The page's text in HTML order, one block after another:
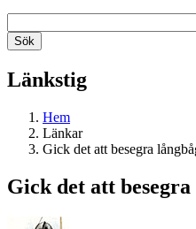
Länkstig
Hem
Länkar
Gick det att besegra
Gick det att